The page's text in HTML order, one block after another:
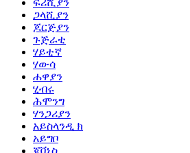
ፍሪሺያን
ጋላሺያን
ጆርጅያን
ጉጅራቲ
ሃይቲኛ
ሃውሳ
ሐዋያን
ሂብሩ
ሕሞንግ
ሃንጋሪያን
አይስላንዲ ክ
አይግቦ